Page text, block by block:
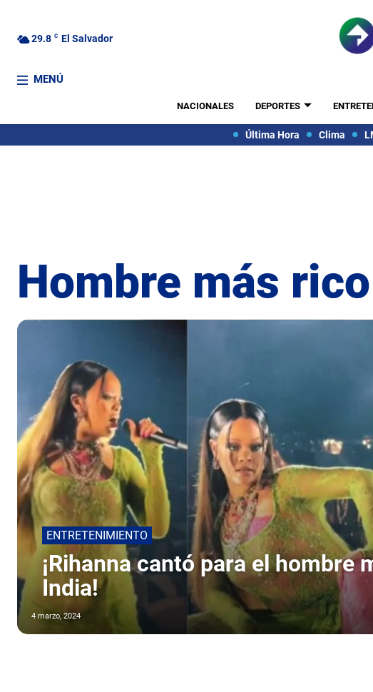
29.8 C El Salvador
MENÚ
NACIONALES DEPORTES
Última Hora Clima
Hombre más
ENTRETENIMIENTO
¡Rihanna cantó para el hombre
India!
4 marzo, 2024